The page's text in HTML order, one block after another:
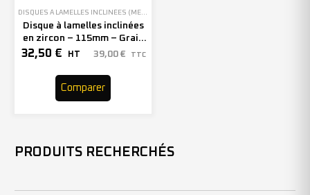
DISQUES À LAMELLES INCLINÉES (MEULAGE)
Disque à lamelles inclinées
en zircon – 115mm – Grain
40 – 208737 (x10)
32,50 € HT 39,00 € TTC
Comparer
PRODUITS RECHERCHÉS